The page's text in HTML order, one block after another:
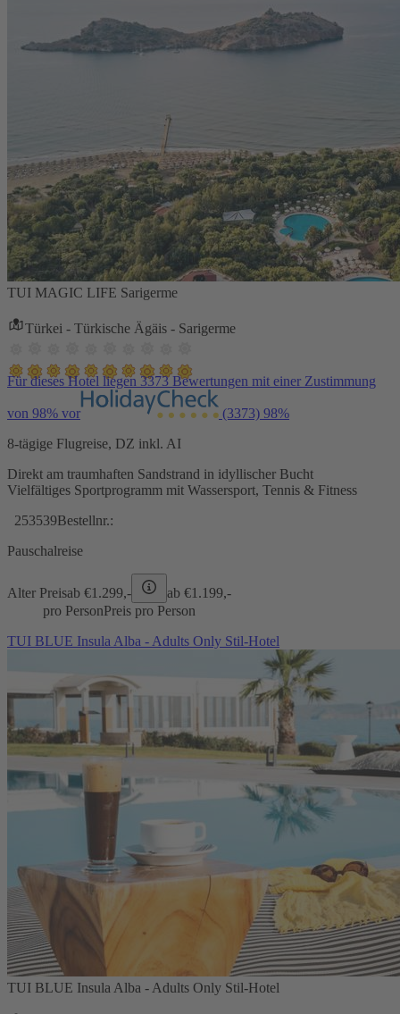
TUI MAGIC LIFE Sarigerme
Türkei - Türkische Ägäis - Sarigerme
Für dieses Hotel liegen 3373 Bewertungen mit einer Zustimmung
von 98% vor (3373) 98%
8-tägige Flugreise, DZ inkl. AI
Direkt am traumhaften Sandstrand in idyllischer Bucht
Vielfältiges Sportprogramm mit Wassersport, Tennis & Fitness
253539Bestellnr.:
Pauschalreise
Alter Preisab €1.299,- ab €1.199,-
pro PersonPreis pro Person
TUI BLUE Insula Alba - Adults Only Stil-Hotel
TUI BLUE Insula Alba - Adults Only Stil-Hotel